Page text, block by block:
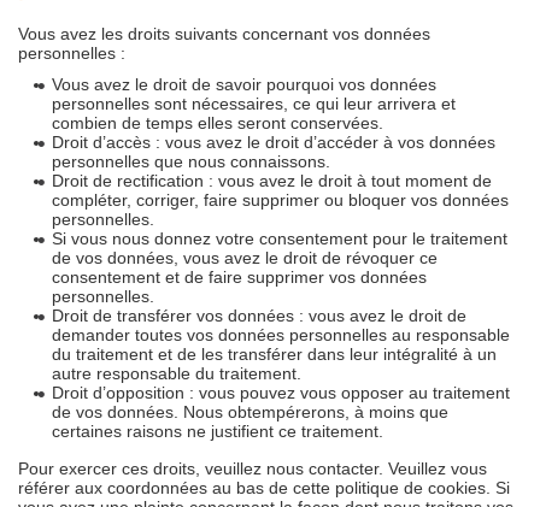
Vous avez les droits suivants concernant vos données
personnelles :
Vous avez le droit de savoir pourquoi vos données
personnelles sont nécessaires, ce qui leur arrivera et
combien de temps elles seront conservées.
Droit d’accès : vous avez le droit d’accéder à vos données
personnelles que nous connaissons.
Droit de rectification : vous avez le droit à tout moment de
compléter, corriger, faire supprimer ou bloquer vos données
personnelles.
Si vous nous donnez votre consentement pour le traitement
de vos données, vous avez le droit de révoquer ce
consentement et de faire supprimer vos données
personnelles.
Droit de transférer vos données : vous avez le droit de
demander toutes vos données personnelles au responsable
du traitement et de les transférer dans leur intégralité à un
autre responsable du traitement.
Droit d’opposition : vous pouvez vous opposer au traitement
de vos données. Nous obtempérerons, à moins que
certaines raisons ne justifient ce traitement.
Pour exercer ces droits, veuillez nous contacter. Veuillez vous
référer aux coordonnées au bas de cette politique de cookies. Si